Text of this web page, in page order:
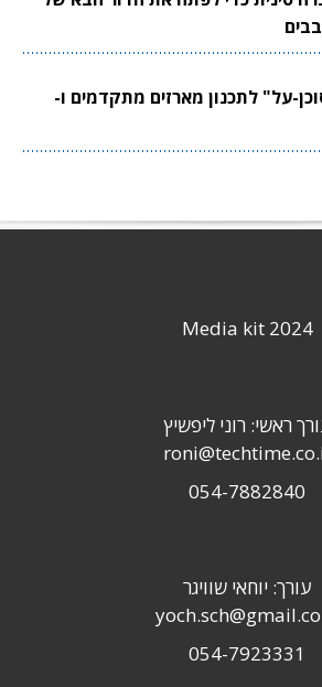
על" לתכנון מארזים מתקדמים ו-
Media kit 2024
ראשי: רוני ליפשיץ
054-7882840
עורך: יוחאי שוויגר
054-7923331